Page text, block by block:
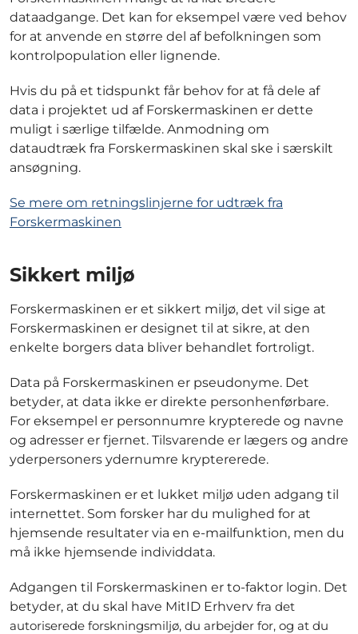
dataadgange. Det kan for eksempel være ved behov
for at anvende en større del af befolkningen som
kontrolpopulation eller lignende.
Hvis du på et tidspunkt får behov for at få dele af
data i projektet ud af Forskermaskinen er dette
muligt i særlige tilfælde. Anmodning om
dataudtræk fra Forskermaskinen skal ske i særskilt
ansøgning.
Se mere om retningslinjerne for udtræk fra
Forskermaskinen
Sikkert miljø
Forskermaskinen er et sikkert miljø, det vil sige at
Forskermaskinen er designet til at sikre, at den
enkelte borgers data bliver behandlet fortroligt.
Data på Forskermaskinen er pseudonyme. Det
betyder, at data ikke er direkte personhenførbare.
For eksempel er personnumre krypterede og navne
og adresser er fjernet. Tilsvarende er lægers og andre
yderpersoners ydernumre kryptererede.
Forskermaskinen er et lukket miljø uden adgang til
internettet. Som forsker har du mulighed for at
hjemsende resultater via en e-mailfunktion, men du
må ikke hjemsende individdata.
Adgangen til Forskermaskinen er to-faktor login. Det
betyder, at du skal have MitID Erhverv fra det
autoriserede forskningsmiljø, du arbejder for, og at du